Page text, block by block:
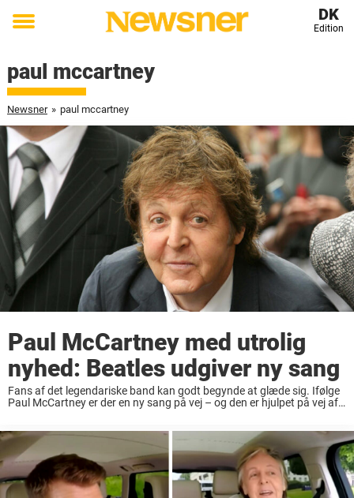
Toggle
DK
Edition
paul mccartney
Newsner » paul mccartney
Paul McCartney med utrolig
nyhed: Beatles udgiver ny sang
Fans af det legendariske band kan godt begynde at glæde sig. Ifølge
Paul McCartney er der en ny sang på vej – og den er hjulpet på vej af